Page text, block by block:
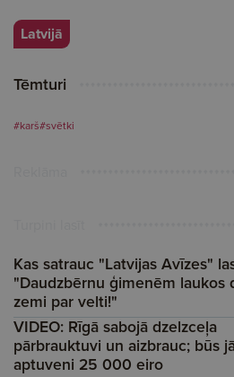
Latvijā
Tēmturi
#karš#svētki
Kas satrauc "Latvijas Avīzes"
"Daudzbērnu ģimenēm laukos
zemi par velti!"
VIDEO: Rīgā sabojā dzelzceļa
pārbrauktuvi un aizbrauc; būs
aptuveni 25 000 eiro